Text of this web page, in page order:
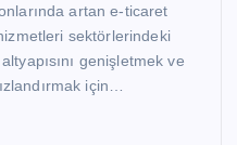
artan e-ticaret
sektörlerindeki
genişletmek ve
için…